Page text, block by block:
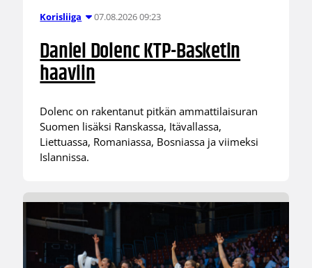
Korisliiga 07.08.2026 09:23
Daniel Dolenc KTP-Basketin
haaviin
Dolenc on rakentanut pitkän ammattilaisuran
Suomen lisäksi Ranskassa, Itävallassa,
Liettuassa, Romaniassa, Bosniassa ja viimeksi
Islannissa.